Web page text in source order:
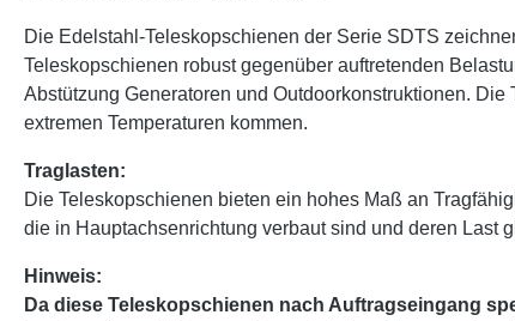
Die Edelstahl-Teleskopschienen der Serie SDTS
Teleskopschienen robust gegenüber auftretenden
Abstützung Generatoren und Outdoorkonstruktionen.
extremen Temperaturen kommen.
Traglasten:
Die Teleskopschienen bieten ein hohes Maß an
die in Hauptachsenrichtung verbaut sind und deren Last
Hinweis:
Da diese Teleskopschienen nach Auftragseingang